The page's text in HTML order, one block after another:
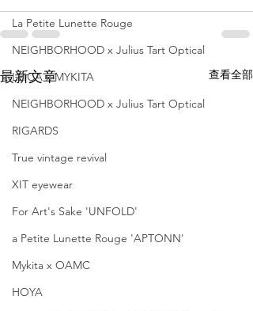
La Petite Lunette Rouge
NEIGHBORHOOD x Julius Tart Optical
LEICA x MYKITA
NEIGHBORHOOD x Julius Tart Optical
RIGARDS
True vintage revival
XIT eyewear
For Art's Sake 'UNFOLD'
a Petite Lunette Rouge 'APTONN'
Mykita x OAMC
HOYA
最新文章 查看全部